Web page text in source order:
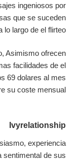
ingeniosos por
que se suceden
lo largo de el flirteo.
Asimismo ofrecen
facilidades de el
69 dolares al mes
su coste mensual.
Ivyrelationship
experiencia
sentimental de sus